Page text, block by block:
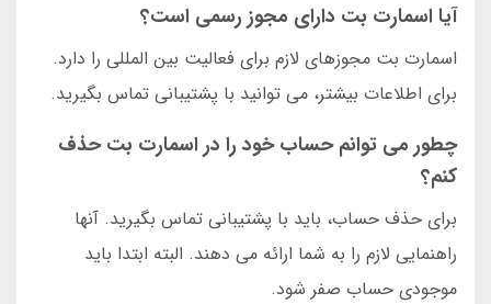
آیا اسمارت بت دارای مجوز رسمی است؟
اسمارت بت مجوزهای لازم برای فعالیت بین المللی را دارد.
برای اطلاعات بیشتر، می توانید با پشتیبانی تماس بگیرید.
چطور می توانم حساب خود را در اسمارت بت حذف
کنم؟
برای حذف حساب، باید با پشتیبانی تماس بگیرید. آنها
راهنمایی لازم را به شما ارائه می دهند. البته ابتدا باید
موجودی حساب صفر شود.